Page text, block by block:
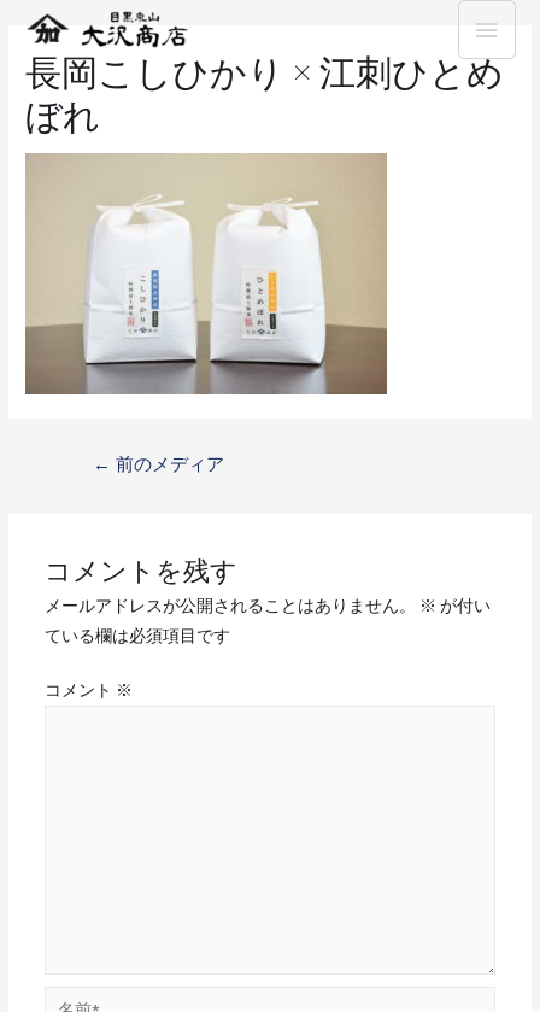
長岡こしひかり × 江刺ひとめ
ぼれ
← 前のメディア
コメントを残す
メールアドレスが公開されることはありません。 ※ が付い
ている欄は必須項目です
コメント ※